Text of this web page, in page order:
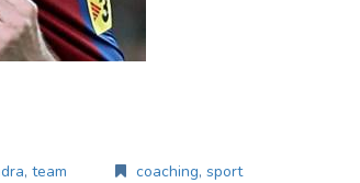
, team coaching, sport